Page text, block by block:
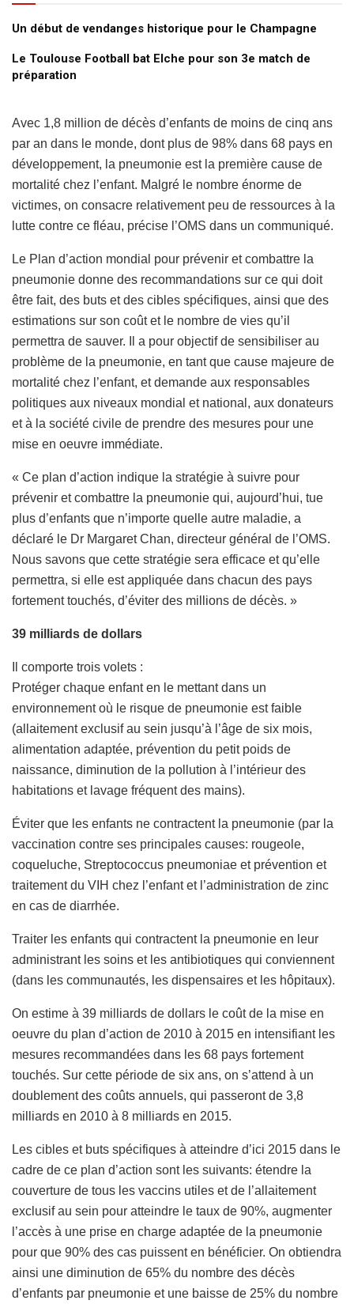
Un début de vendanges historique pour le Champagne
Le Toulouse Football bat Elche pour son 3e match de
préparation
Avec 1,8 million de décès d’enfants de moins de cinq ans
par an dans le monde, dont plus de 98% dans 68 pays en
développement, la pneumonie est la première cause de
mortalité chez l’enfant. Malgré le nombre énorme de
victimes, on consacre relativement peu de ressources à la
lutte contre ce fléau, précise l’OMS dans un communiqué.
Le Plan d’action mondial pour prévenir et combattre la
pneumonie donne des recommandations sur ce qui doit
être fait, des buts et des cibles spécifiques, ainsi que des
estimations sur son coût et le nombre de vies qu’il
permettra de sauver. Il a pour objectif de sensibiliser au
problème de la pneumonie, en tant que cause majeure de
mortalité chez l’enfant, et demande aux responsables
politiques aux niveaux mondial et national, aux donateurs
et à la société civile de prendre des mesures pour une
mise en oeuvre immédiate.
« Ce plan d’action indique la stratégie à suivre pour
prévenir et combattre la pneumonie qui, aujourd’hui, tue
plus d’enfants que n’importe quelle autre maladie, a
déclaré le Dr Margaret Chan, directeur général de l’OMS.
Nous savons que cette stratégie sera efficace et qu’elle
permettra, si elle est appliquée dans chacun des pays
fortement touchés, d’éviter des millions de décès. »
39 milliards de dollars
Il comporte trois volets :
Protéger chaque enfant en le mettant dans un
environnement où le risque de pneumonie est faible
(allaitement exclusif au sein jusqu’à l’âge de six mois,
alimentation adaptée, prévention du petit poids de
naissance, diminution de la pollution à l’intérieur des
habitations et lavage fréquent des mains).
Éviter que les enfants ne contractent la pneumonie (par la
vaccination contre ses principales causes: rougeole,
coqueluche, Streptococcus pneumoniae et prévention et
traitement du VIH chez l’enfant et l’administration de zinc
en cas de diarrhée.
Traiter les enfants qui contractent la pneumonie en leur
administrant les soins et les antibiotiques qui conviennent
(dans les communautés, les dispensaires et les hôpitaux).
On estime à 39 milliards de dollars le coût de la mise en
oeuvre du plan d’action de 2010 à 2015 en intensifiant les
mesures recommandées dans les 68 pays fortement
touchés. Sur cette période de six ans, on s’attend à un
doublement des coûts annuels, qui passeront de 3,8
milliards en 2010 à 8 milliards en 2015.
Les cibles et buts spécifiques à atteindre d’ici 2015 dans le
cadre de ce plan d’action sont les suivants: étendre la
couverture de tous les vaccins utiles et de l’allaitement
exclusif au sein pour atteindre le taux de 90%, augmenter
l’accès à une prise en charge adaptée de la pneumonie
pour que 90% des cas puissent en bénéficier. On obtiendra
ainsi une diminution de 65% du nombre des décès
d’enfants par pneumonie et une baisse de 25% du nombre